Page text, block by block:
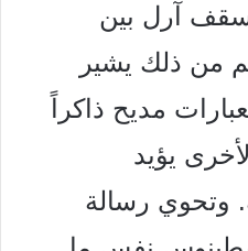
آرل بین
من ذلك يشير
مديح ذاكراً
يؤيد
وتحوي رسالة